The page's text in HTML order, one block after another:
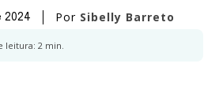
2024 Por Sibelly Barreto
leitura: 2 min.